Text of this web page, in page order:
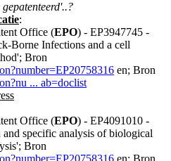
:
Office (EPO) - EP3947745 -
Borne Infections and a cell
Bron
en; Bron
... ab=doclist
Office (EPO) - EP4091010 -
specific analysis of biological
Bron